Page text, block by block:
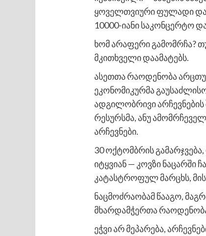
ყოველთვიური ფულადი
10000-იანი საკონცერტო
ხომ არაფერი გამომრჩა?
მკითხველი დაამატებს.
ასეთთა რაოდენობა არცთუ
ეკონომიკურმა
ადგილობრივი
რესურსმა, ანუ
არჩევნები.
30 ოქტომბრის
იტყვიან — კოვზი ნაცარში
კატასტროფულ მარცხს,
ნაცმოძრაობამ წააგო,
მხარდამჭერთა
ეჭვი არ მეპარება,